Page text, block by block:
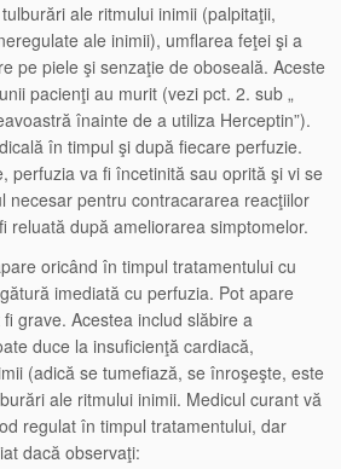
ale ritmului inimii (palpitaţii,
ale inimii), umflarea feţei şi a
pe piele şi senzaţie de oboseală. Aceste
pacienţi au murit (vezi pct. 2. sub „
înainte de a utiliza Herceptin”).
în timpul şi după fiecare perfuzie.
perfuzia va fi încetinită sau oprită şi vi se
necesar pentru contracararea reacţiilor
reluată după ameliorarea simptomelor.
oricând în timpul tratamentului cu
imediată cu perfuzia. Pot apare
grave. Acestea includ slăbire a
duce la insuficienţă cardiacă,
(adică se tumefiază, se înroşeşte, este
ale ritmului inimii. Medicul curant vă
regulat în timpul tratamentului, dar
dacă observaţi: